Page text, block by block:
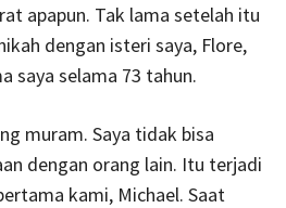
apapun. Tak lama setelah itu
dengan isteri saya, Flore,
saya selama 73 tahun.
muram. Saya tidak bisa
dengan orang lain. Itu terjadi
kami, Michael. Saat